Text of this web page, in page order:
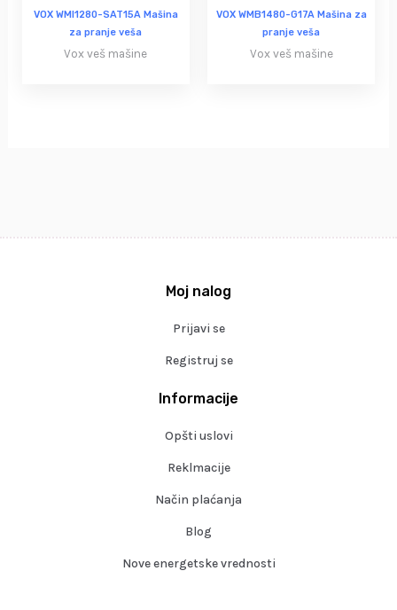
VOX WMI1280-SAT15A Mašina
za pranje veša
Vox veš mašine
VOX WMB1480-G17A Mašina za
pranje veša
Vox veš mašine
Informacije
Opšti uslovi
Reklmacije
Način plaćanja
Blog
Nove energetske vrednosti
Moj nalog
Prijavi se
Registruj se